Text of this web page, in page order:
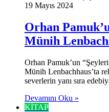
19 Mayıs 2024
Orhan
Münih
Orhan Pamuk’un
Münih Lenbachhaus’ta
severlerin yanı sıra
Devamını Oku »
KİTAP